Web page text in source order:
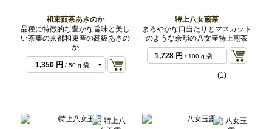
和束煎茶あさのか
品種に特徴的な豊かな旨味と美し
い茶葉の京都和束産の高級あさの
か
1,350 円 / 50 g 袋
特上八女煎茶
まろやかな口当たりとマスカット
のような余韻の八女産特上煎茶
1,728 円 / 100 g 袋
(1)